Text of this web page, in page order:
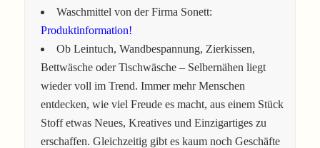
Waschmittel von der Firma Sonett:
Produktinformation!
Ob Leintuch, Wandbespannung, Zierkissen,
Bettwäsche oder Tischwäsche – Selbernähen liegt
wieder voll im Trend. Immer mehr Menschen
entdecken, wie viel Freude es macht, aus einem Stück
Stoff etwas Neues, Kreatives und Einzigartiges zu
erschaffen. Gleichzeitig gibt es kaum noch Geschäfte